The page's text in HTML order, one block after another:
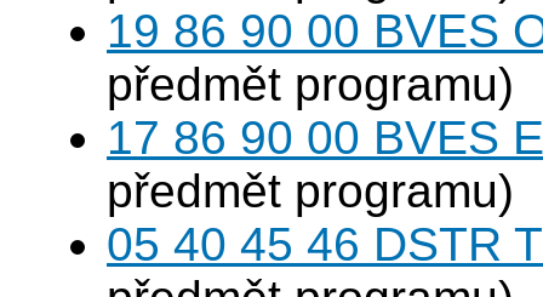
19 86 90 00 BVES
předmět programu)
17 86 90 00 BVES
předmět programu)
05 40 45 46 DSTR